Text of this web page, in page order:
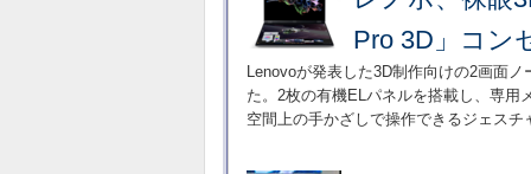
Pro 3D」コン
Lenovoが発表した3D制作向けの2画面
た。2枚の有機ELパネルを搭載し、専用
空間上の手かざしで操作できるジェスチ